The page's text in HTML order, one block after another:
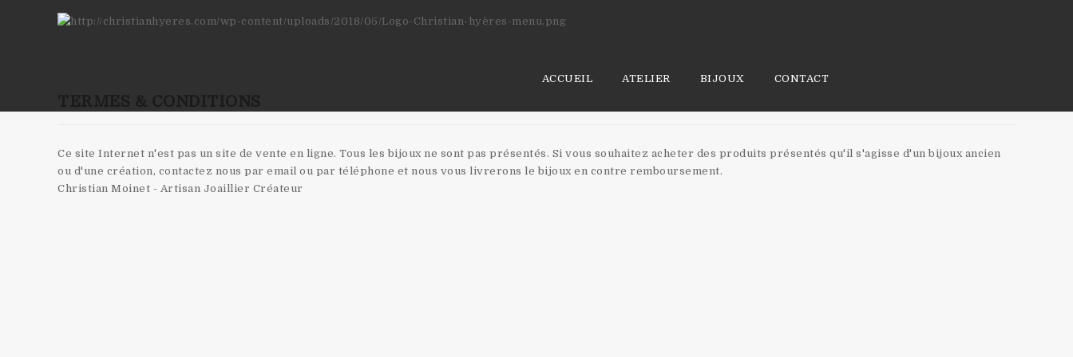
ACCUEIL ATELIER BIJOUX CONTACT
Ce site Internet n'est pas un site de vente en ligne. Tous les bijoux ne sont pas présentés. Si vous souhaitez acheter des produits présentés qu'il s'agisse d'un bijoux ancien
ou d'une création, contactez nous par email ou par téléphone et nous vous livrerons le bijoux en contre remboursement.
Christian Moinet - Artisan Joaillier Créateur